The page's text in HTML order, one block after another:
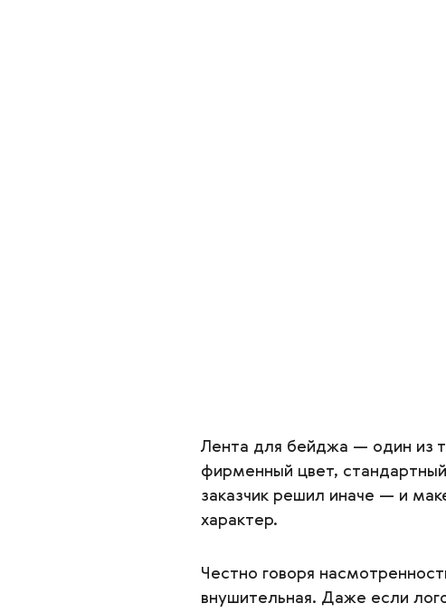
Лента для бейджа — один из
фирменный цвет,
заказчик решил иначе — и
характер.
Честно говоря
внушительная. Даже если